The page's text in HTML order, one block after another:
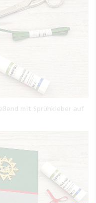
mit Sprühkleber auf